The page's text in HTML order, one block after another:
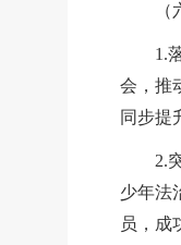
（六
1.
会，推
同步提
2.
少年法
员，成